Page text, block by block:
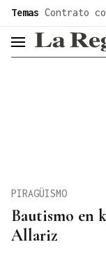
Temas Contrato
header.menu.open
Bautismo en
Allariz
PIRAGÜISMO